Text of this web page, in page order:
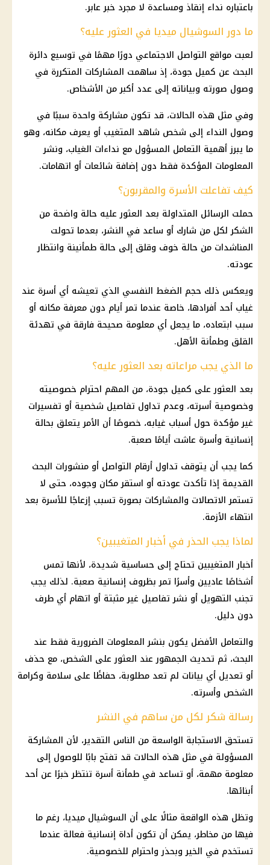
باعتباره نداء إنقاذ ومساعدة لا مجرد خبر عابر.
ما دور السوشيال ميديا في العثور عليه؟
لعبت مواقع التواصل الاجتماعي دورًا مهمًا في توسيع دائرة
البحث عن كميل جودة، إذ ساهمت المشاركات المتكررة في
وصول صورته وبياناته إلى عدد أكبر من الأشخاص.
وفي مثل هذه الحالات، قد تكون مشاركة واحدة سببًا في
وصول النداء إلى شخص شاهد المتغيب أو يعرف مكانه، وهو
ما يبرز أهمية التعامل المسؤول مع نداءات الغياب، ونشر
المعلومات المؤكدة فقط دون إضافة شائعات أو اتهامات.
كيف تفاعلت الأسرة والمقربون؟
حملت الرسائل المتداولة بعد العثور عليه حالة واضحة من
الشكر لكل من شارك أو ساعد في النشر، بعدما تحولت
المناشدات من حالة خوف وقلق إلى حالة طمأنينة وانتظار
عودته.
ويعكس ذلك حجم الضغط النفسي الذي تعيشه أي أسرة عند
غياب أحد أفرادها، خاصة عندما تمر أيام دون معرفة مكانه أو
سبب ابتعاده، ما يجعل أي معلومة صحيحة فارقة في تهدئة
القلق وطمأنة الأهل.
ما الذي يجب مراعاته بعد العثور عليه؟
بعد العثور على كميل جودة، من المهم احترام خصوصيته
وخصوصية أسرته، وعدم تداول تفاصيل شخصية أو تفسيرات
غير مؤكدة حول أسباب غيابه، خصوصًا أن الأمر يتعلق بحالة
إنسانية وأسرة عاشت أيامًا صعبة.
كما يجب أن يتوقف تداول أرقام التواصل أو منشورات البحث
القديمة إذا تأكدت عودته أو استقر مكان وجوده، حتى لا
تستمر الاتصالات والمشاركات بصورة تسبب إزعاجًا للأسرة بعد
انتهاء الأزمة.
لماذا يجب الحذر في أخبار المتغيبين؟
أخبارالمتغيبين تحتاج إلى حساسية شديدة، لأنها تمس
أشخاصًا عاديين وأسرًا تمر بظروف إنسانية صعبة. لذلك يجب
تجنب التهويل أو نشر تفاصيل غير مثبتة أو اتهام أي طرف
دون دليل.
والتعامل الأفضل يكون بنشر المعلومات الضرورية فقط عند
البحث، ثم تحديث الجمهور عند العثور على الشخص، مع حذف
أو تعديل أي بيانات لم تعد مطلوبة، حفاظًا على سلامة وكرامة
الشخص وأسرته.
رسالة شكر لكل من ساهم في النشر
تستحق الاستجابة الواسعة من الناس التقدير، لأن المشاركة
المسؤولة في مثل هذه الحالات قد تفتح بابًا للوصول إلى
معلومة مهمة، أو تساعد في طمأنة أسرة تنتظر خبرًا عن أحد
أبنائها.
وتظل هذه الواقعة مثالًا على أن السوشيال ميديا، رغم ما
فيها من مخاطر، يمكن أن تكون أداة إنسانية فعالة عندما
تستخدم في الخير وبحذر واحترام للخصوصية.